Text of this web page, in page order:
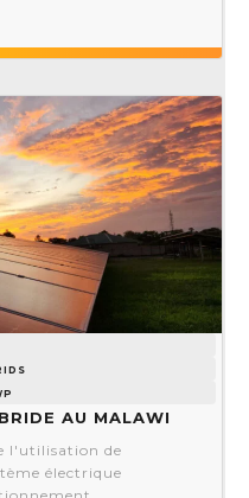
au Malawi
l'utilisation de
électrique